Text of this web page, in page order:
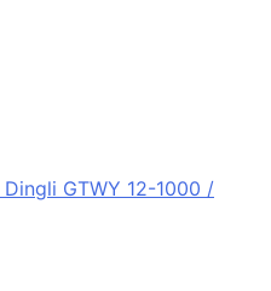
GTWY 12-1000 /